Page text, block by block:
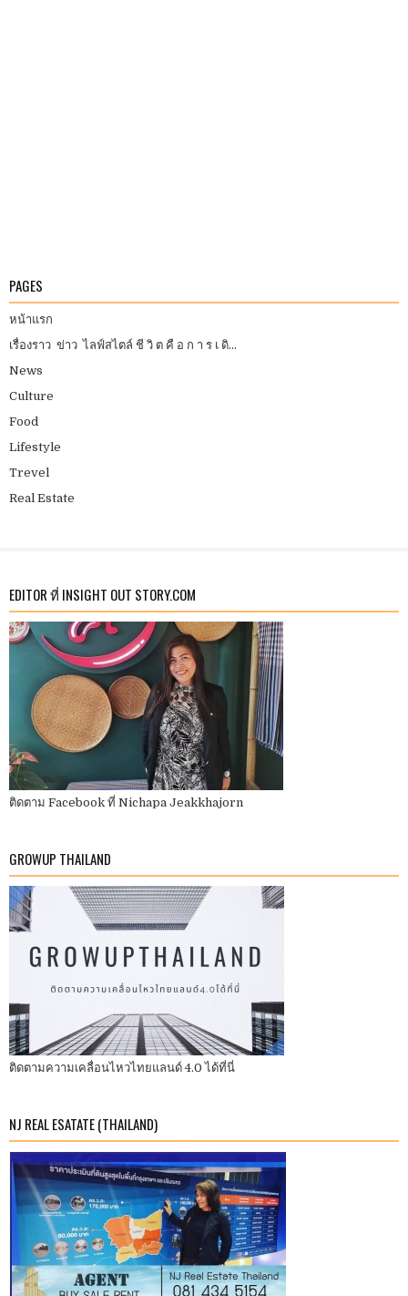
PAGES
หน้าแรก
เรื่องราว ข่าว ไลฟ์สไตล์ ชี วิ ต คื อ ก า ร เ ดิ...
News
Culture
Food
Lifestyle
Trevel
Real Estate
EDITOR ที่ INSIGHT OUT STORY.COM
ติดตาม Facebook ที่ Nichapa Jeakkhajorn
GROWUP THAILAND
ติดตามความเคลื่อนไหวไทยแลนด์ 4.0 ได้ที่นี่
NJ REAL ESATATE (THAILAND)